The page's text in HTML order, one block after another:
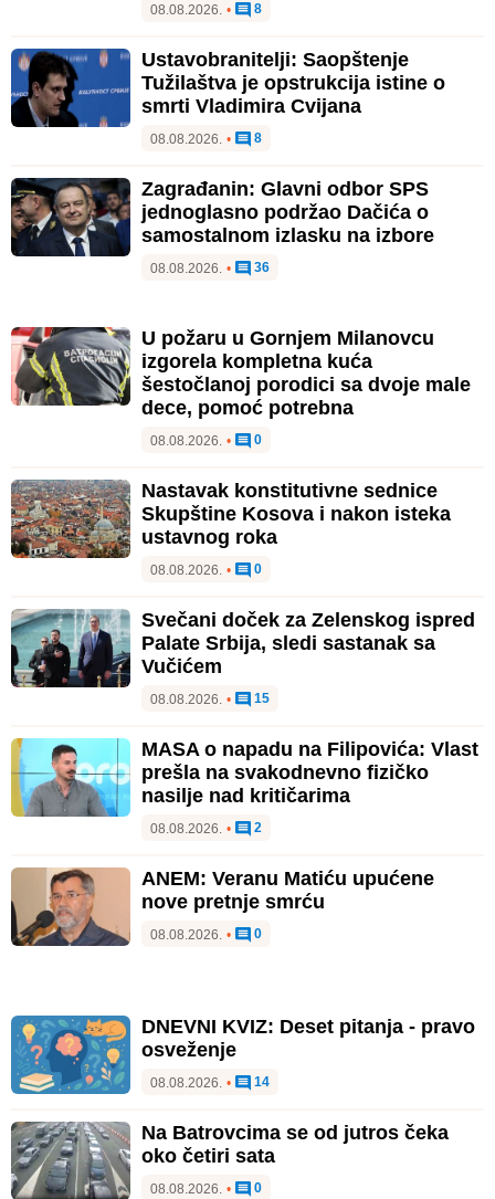
08.08.2026. • 8
Ustavobranitelji: Saopštenje
Tužilaštva je opstrukcija istine o
smrti Vladimira Cvijana
08.08.2026. • 8
Zagrađanin: Glavni odbor SPS
jednoglasno podržao Dačića o
samostalnom izlasku na izbore
08.08.2026. • 36
U požaru u Gornjem Milanovcu
izgorela kompletna kuća
šestočlanoj porodici sa dvoje male
dece, pomoć potrebna
08.08.2026. • 0
Nastavak konstitutivne sednice
Skupštine Kosova i nakon isteka
ustavnog roka
08.08.2026. • 0
Svečani doček za Zelenskog ispred
Palate Srbija, sledi sastanak sa
Vučićem
08.08.2026. • 15
MASA o napadu na Filipovića: Vlast
prešla na svakodnevno fizičko
nasilje nad kritičarima
08.08.2026. • 2
ANEM: Veranu Matiću upućene
nove pretnje smrću
08.08.2026. • 0
DNEVNI KVIZ: Deset pitanja - pravo
osveženje
08.08.2026. • 14
Na Batrovcima se od jutros čeka
oko četiri sata
08.08.2026. • 0